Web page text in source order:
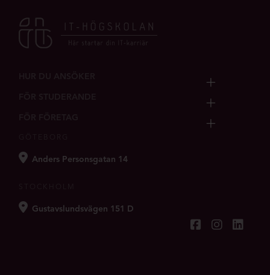
Anders Personsgatan 14
Gustavslundsvägen 151 D